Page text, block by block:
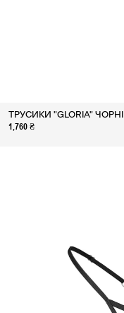
ТРУСИКИ "GLORIA" ЧОРНІ
1,760 ₴